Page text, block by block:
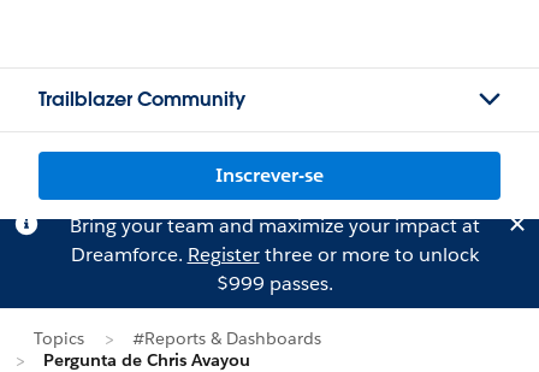
Trailblazer Community
Inscrever-se
Bring your team and maximize your impact at
Dreamforce. Registerthree or more to unlock
$999 passes.
Topics
#Reports & Dashboards
Pergunta de Chris Avayou